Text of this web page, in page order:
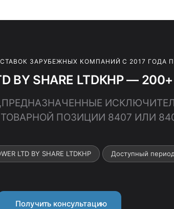
ЗАРУБЕЖНЫХ КОМПАНИЙ С 2017 ГОДА
BY SHARE LTDКНР —
ПОЗИЦИИ 8407 ИЛИ
LTD BY SHARE LTDКНР Доступный
Получить консультацию